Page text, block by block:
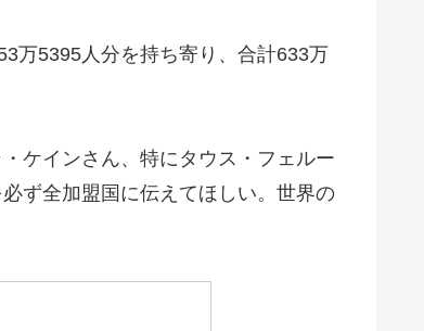
万5395人分を持ち寄り、合計633万
ケインさん、特にタウス・フェルー
ず全加盟国に伝えてほしい。世界の